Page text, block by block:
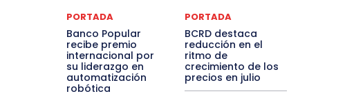
PORTADA
Banco Popular
recibe premio
internacional por
su liderazgo en
automatización
robótica
PORTADA
BCRD destaca
reducción en el
ritmo de
crecimiento de los
precios en julio